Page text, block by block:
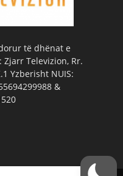
të dhënat e
Televizion, Rr.
Yzberisht NUIS:
&